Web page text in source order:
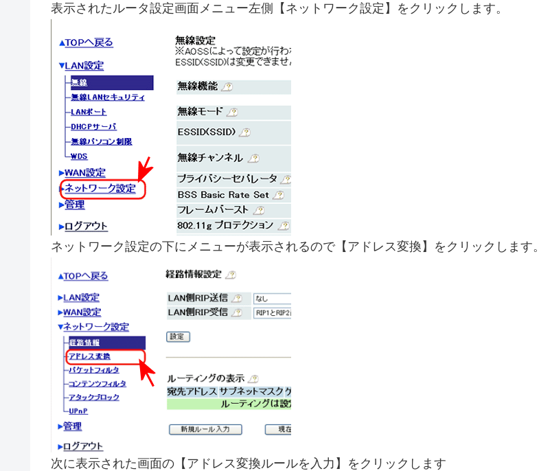
表示されたルータ設定画面メニュー左側【ネットワーク設定】をクリックします。
ネットワーク設定の下にメニューが表示されるので【アドレス変換】をクリックします。
次に表示された画面の【アドレス変換ルールを入力】をクリックします